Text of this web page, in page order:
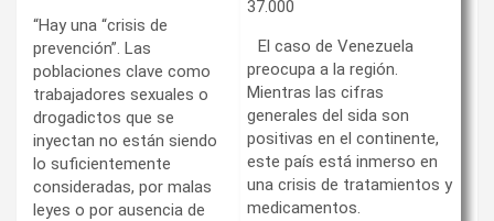
37.000
El caso de Venezuela
preocupa a la región.
Mientras las cifras
generales del sida son
positivas en el continente,
este país está inmerso en
una crisis de tratamientos y
medicamentos.
“Hay una “crisis de
prevención”. Las
poblaciones clave como
trabajadores sexuales o
drogadictos que se
inyectan no están siendo
lo suficientemente
consideradas, por malas
leyes o por ausencia de